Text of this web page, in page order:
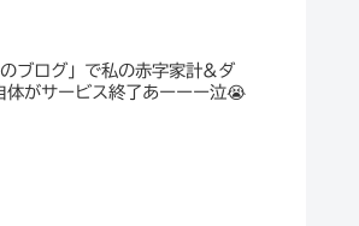
ブログ」で私の赤字家計&ダ
体がサービス終了あーーー泣😭